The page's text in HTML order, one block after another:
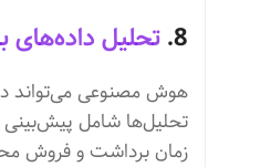
8. تحلیل داده‌های
هوش مصنوعی می‌تواند
تحلیل‌ها شامل پیش‌بینی
زمان برداشت و فروش